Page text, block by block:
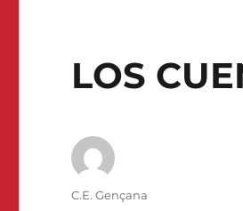
LOS
Autor
C.E. Gençana